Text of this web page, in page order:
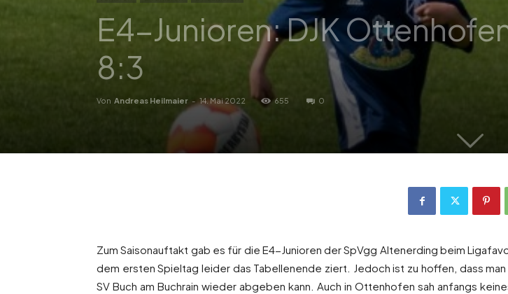
E4-Junioren: DJK
8:3
Von Andreas Heilmaier - 14. Mai 2022 655 0
Zum Saisonauftakt gab es für die E4-Junioren der SpVgg Altenerding beim
dem ersten Spieltag leider das Tabellenende ziert. Jedoch ist zu hoffen, dass
SV Buch am Buchrain wieder abgeben kann. Auch in Ottenhofen sah anfangs